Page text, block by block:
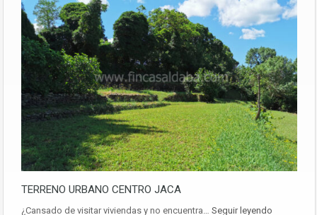
TERRENO URBANO CENTRO JACA
¿Cansado de visitar viviendas y no encuentra… Seguir leyendo